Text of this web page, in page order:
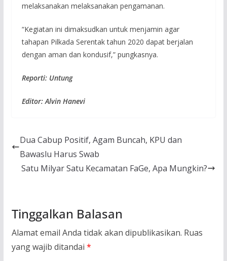
melaksanakan melaksanakan pengamanan.
“Kegiatan ini dimaksudkan untuk menjamin agar
tahapan Pilkada Serentak tahun 2020 dapat berjalan
dengan aman dan kondusif,” pungkasnya.
Reporti: Untung
Editor: Alvin Hanevi
Dua Cabup Positif, Agam Buncah, KPU dan
Bawaslu Harus Swab
Satu Milyar Satu Kecamatan FaGe, Apa Mungkin?
Tinggalkan Balasan
Alamat email Anda tidak akan dipublikasikan. Ruas
yang wajib ditandai *